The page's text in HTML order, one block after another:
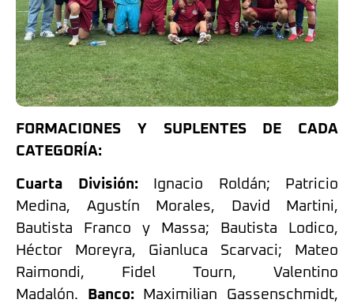
FORMACIONES Y SUPLENTES DE CADA
CATEGORÍA:
Cuarta División: Ignacio Roldán; Patricio
Medina, Agustín Morales, David Martini,
Bautista Franco y Massa; Bautista Lodico,
Héctor Moreyra, Gianluca Scarvaci; Mateo
Raimondi, Fidel Tourn, Valentino
Madalón.
Banco: Maximilian Gassenschmidt,